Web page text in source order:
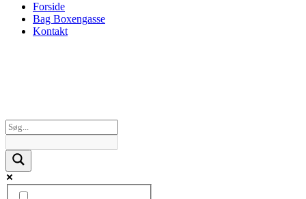
Forside
Bag Boxengasse
Kontakt